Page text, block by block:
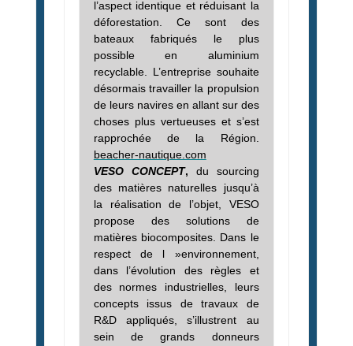
l’aspect identique et réduisant la
déforestation.Ce sont des
bateaux fabriqués le plus
possible en aluminium
recyclable. L’entreprise souhaite
désormais travailler la propulsion
de leurs navires en allant sur des
choses plus vertueuses et s’est
rapprochée de la Région.
beacher-nautique.com
VESO CONCEPT, du sourcing
des matières naturelles jusqu’à
la réalisation de l’objet, VESO
propose des solutions de
matières biocomposites. Dans le
respect de l »environnement,
dans l’évolution des règles et
des normes industrielles, leurs
concepts issus de travaux de
R&D appliqués, s’illustrent au
sein de grands donneurs